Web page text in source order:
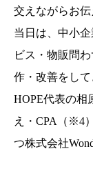
交えながらお伝
当日は、中小
ビス・物販問
作・改善をし
HOPE代表の相
え・CPA（※4
つ株式会社